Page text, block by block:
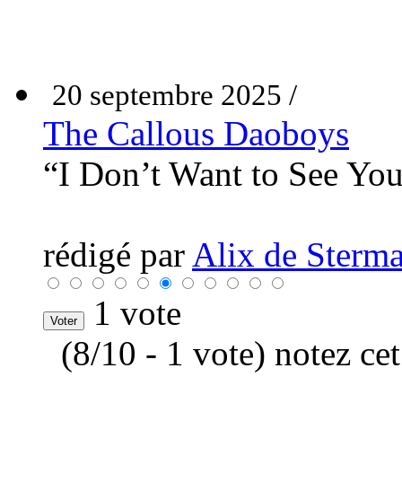
20 septembre 2025 /
The Callous Daoboys
“I Don’t Want to See
rédigé par Alix de
1 vote
(8/10 - 1 vote) notez